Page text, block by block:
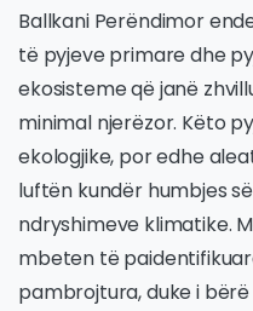
Ballkani Perëndimor
të pyjeve primare dhe
ekosisteme që janë
minimal njerëzor. Këto
ekologjike, por edhe
luftën kundër humbjes
ndryshimeve klimatike.
mbeten të
pambrojtura, duke i